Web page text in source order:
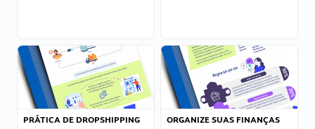
PRÁTICA DE DROPSHIPPING ORGANIZE SUAS FINANÇAS